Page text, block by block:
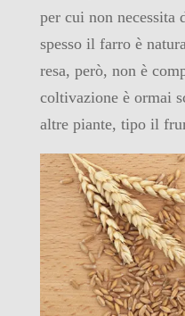
per cui non necessita
spesso il farro è
resa, però, non è
coltivazione è ormai
altre piante, tipo il